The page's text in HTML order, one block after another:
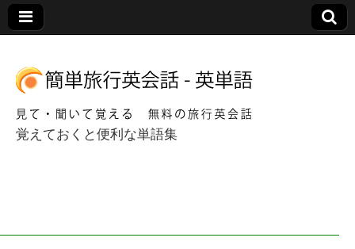
覚えておくと便利な単語集